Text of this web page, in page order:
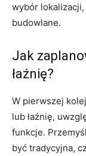
wybór
budowlane.
Jak
łaźnię?
W pierwszej
lub łaźnię,
funkcje.
być tradycyjna,